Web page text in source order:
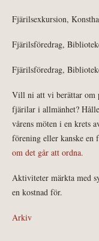
Fjärilsexkursion,
Fjärilsföredrag,
Fjärilsföredrag,
Vill ni att vi berättar om
fjärilar i allmänhet?
vårens möten i en krets
förening eller kanske en
om det går att ordna.
Aktiviteter märkta med
en kostnad för.
Arkiv